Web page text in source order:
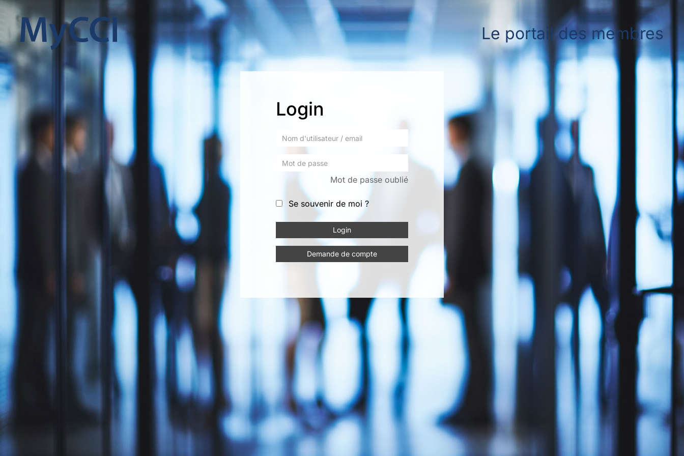
Le portail des membres
Login
Mot de passe oublié
Se souvenir de moi ?
Demande de compte